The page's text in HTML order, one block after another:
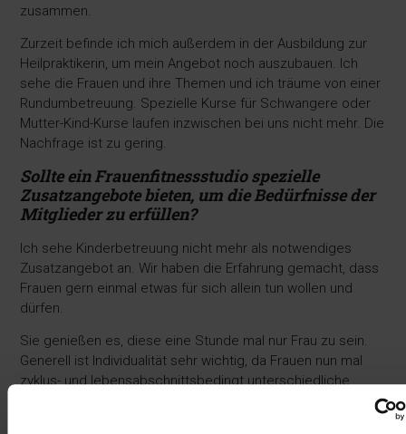
zusammen.
Zurzeit befinde ich mich außerdem in der Ausbildung zur
Heilpraktikerin, um mein Angebot noch auszubauen. Ich
sehe die Frauen und ihre Themen und ich träume von einer
Rundumbetreuung. Spezielle Kurse für Schwangere oder
Mutter-Kind-Kurse laufen inzwischen bei uns nicht mehr. Die
Nachfrage ist zu gering.
Sollte ein Frauenfitnessstudio spezielle
Zusatzangebote bieten, um die Bedürfnisse der
Mitglieder zu erfüllen?
Ich sehe Kinderbetreuung nicht mehr als notwendiges
Zusatzangebot an. Wir haben die Erfahrung gemacht, dass
Frauen gern einmal etwas für sich allein tun wollen und
dürfen.
Sie genießen es, diese eine Stunde mal nur Frau zu sein.
Generell ist Individualität sehr wichtig, da Frauen nun mal
zyklus- und lebensabschnittsbedingt unterschiedliche